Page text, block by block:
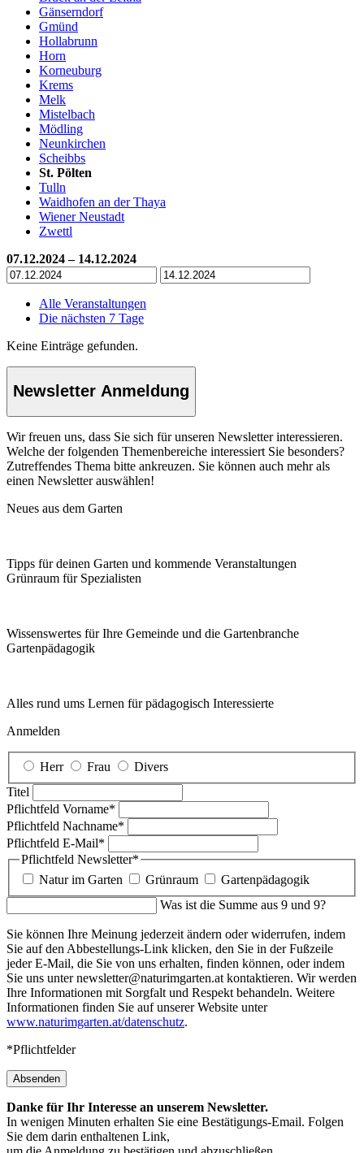
Gänserndorf
Gmünd
Hollabrunn
Horn
Korneuburg
Krems
Melk
Mistelbach
Mödling
Neunkirchen
Scheibbs
St. Pölten
Tulln
Waidhofen an der Thaya
Wiener Neustadt
Zwettl
07.12.2024 – 14.12.2024
Alle Veranstaltungen
Die nächsten 7 Tage
Keine Einträge gefunden.
Newsletter Anmeldung
Wir freuen uns, dass Sie sich für unseren Newsletter interessieren.
Welche der folgenden Themenbereiche interessiert Sie besonders?
Zutreffendes Thema bitte ankreuzen. Sie können auch mehr als
einen Newsletter auswählen!
Neues aus dem Garten
Tipps für deinen Garten und kommende Veranstaltungen
Grünraum für Spezialisten
Wissenswertes für Ihre Gemeinde und die Gartenbranche
Garten­pädagogik
Alles rund ums Lernen für pädagogisch Interessierte
Anmelden
Herr Frau
Divers
Titel
Pflichtfeld Vorname*
Pflichtfeld Nachname*
Pflichtfeld E-Mail*
Pflichtfeld Newsletter*
Natur im Garten
Grünraum
Gartenpädagogik
Was ist die Summe aus 9 und 9?
Sie können Ihre Meinung jederzeit ändern oder widerrufen, indem
Sie auf den Abbestellungs-Link klicken, den Sie in der Fußzeile
jeder E-Mail, die Sie von uns erhalten, finden können, oder indem
Sie uns unter newsletter@naturimgarten.at kontaktieren. Wir werden
Ihre Informationen mit Sorgfalt und Respekt behandeln. Weitere
Informationen finden Sie auf unserer Website unter
www.naturimgarten.at/datenschutz.
*Pflichtfelder
Absenden
Danke für Ihr Interesse an unserem Newsletter.
In wenigen Minuten erhalten Sie eine Bestätigungs-Email. Folgen
Sie dem darin enthaltenen Link,